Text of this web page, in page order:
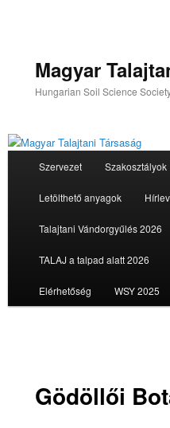
Magyar
Hungarian Soil Science
Szervezet Szakosztályok
Letölthető anyagok
Talajtani Vándorgyűlés 2026
TALAJ a talpad alatt 2026
Elérhetőség WSY 2025
Gödöllői